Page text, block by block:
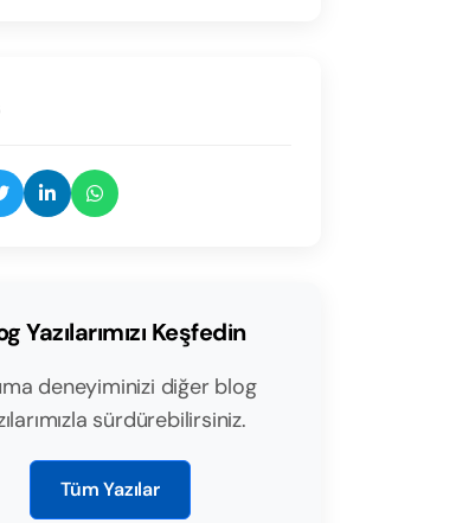
Yazılarımızı Keşfedin
deneyiminizi diğer blog
sürdürebilirsiniz.
Tüm Yazılar